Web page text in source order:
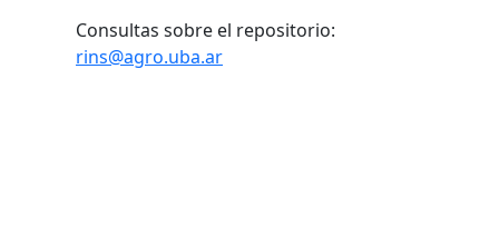
Consultas sobre el repositorio:
rins@agro.uba.ar